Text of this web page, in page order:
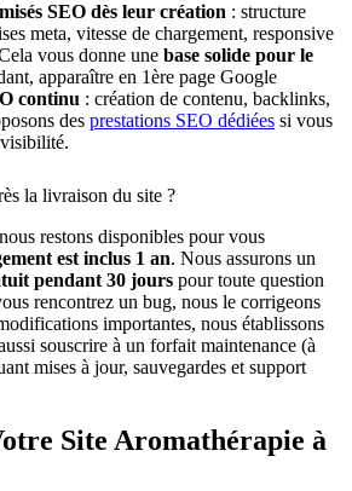
SEO dès leur création : structure
meta, vitesse de chargement, responsive
vous donne une base solide pour le
apparaître en 1ère page Google
continu : création de contenu, backlinks,
des prestations SEO dédiées si vous
la livraison du site ?
restons disponibles pour vous
est inclus 1 an. Nous assurons un
pendant 30 jours pour toute question
rencontrez un bug, nous le corrigeons
importantes, nous établissons
souscrire à un forfait maintenance (à
mises à jour, sauvegardes et support
Site Aromathérapie à